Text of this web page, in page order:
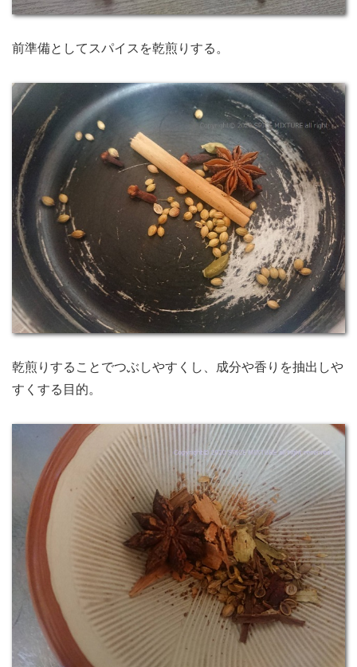
前準備としてスパイスを乾煎りする。
乾煎りすることでつぶしやすくし、成分や香りを抽出しや
すくする目的。